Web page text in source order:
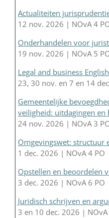
Actualiteiten
12 nov. 2026 | NOvA 4
Onderhandelen voor
19 nov. 2026 | NOvA 5
Legal and business English
23, 30 nov. en 7 en 14
Gemeentelijke
veiligheid: uitdagingen en
24 nov. 2026 | NOvA 3
Omgevingswet: structuur
1 dec. 2026 | NOvA 4 PO
Opstellen en beoordelen
3 dec. 2026 | NOvA 6 PO
Juridisch schrijven en
3 en 10 dec. 2026 | NOvA